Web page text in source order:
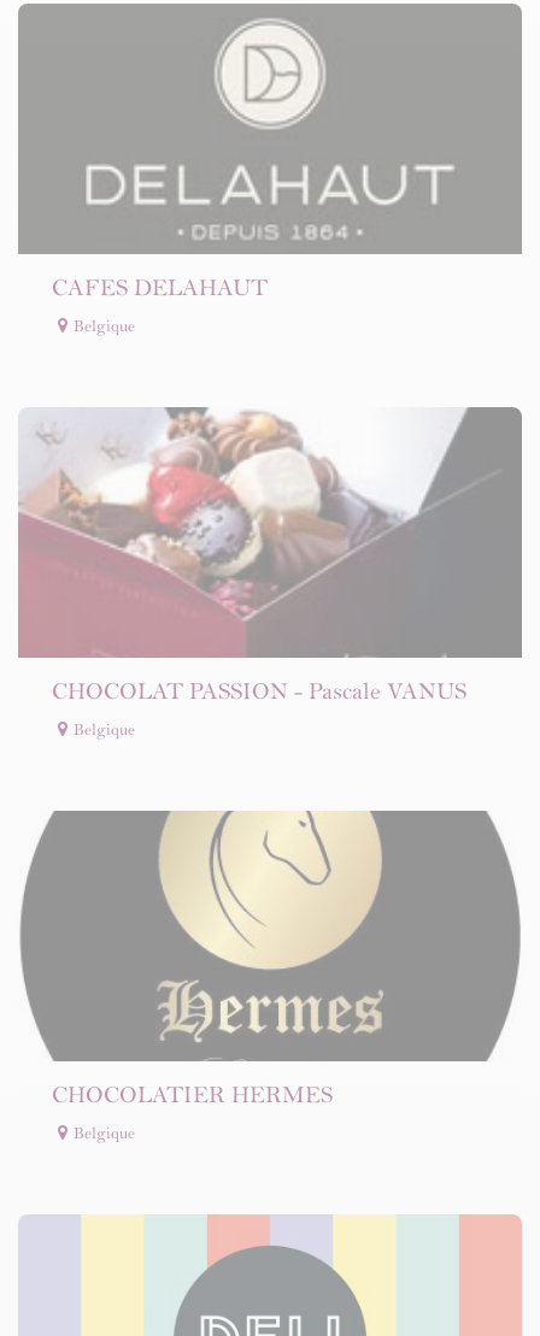
CAFES DELAHAUT
Belgique
CHOCOLAT PASSION - Pascale VANUS
Belgique
CHOCOLATIER HERMES
Belgique